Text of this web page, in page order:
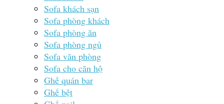
Sofa khách sạn
Sofa phòng khách
Sofa phòng ăn
Sofa phòng ngủ
Sofa văn phòng
Sofa cho căn hộ
Ghế quán bar
Ghế bệt